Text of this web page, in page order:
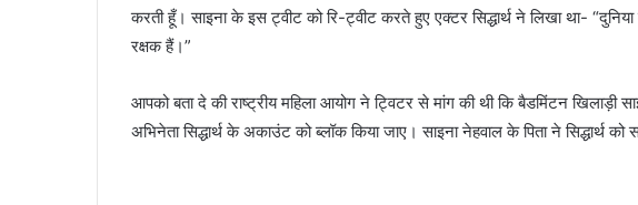
करती हूँ। साइना के इस ट्वीट को रि-ट्वीट करते हुए एक्टर सिद्धार्थ ने लिखा था-
रक्षक हैं।”
आपको बता दे की राष्ट्रीय महिला आयोग ने ट्विटर से मांग की थी कि बैडमिंटन
अभिनेता सिद्धार्थ के अकाउंट को ब्लॉक किया जाए। साइना नेहवाल के पिता ने सिद्धार्थ